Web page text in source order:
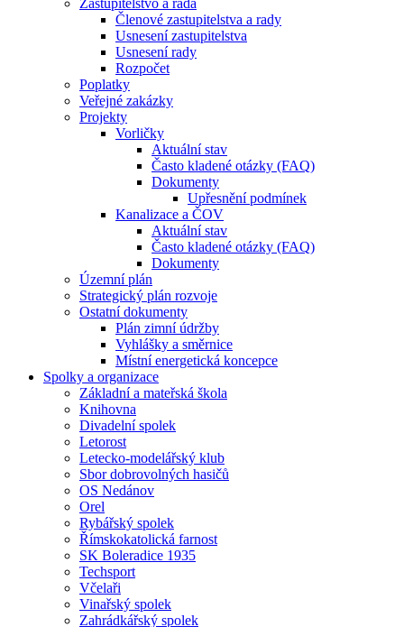
Zastupitelstvo a rada
Členové zastupitelstva a rady
Usnesení zastupitelstva
Usnesení rady
Rozpočet
Poplatky
Veřejné zakázky
Projekty
Vorličky
Aktuální stav
Často kladené otázky (FAQ)
Dokumenty
Upřesnění podmínek
Kanalizace a ČOV
Aktuální stav
Často kladené otázky (FAQ)
Dokumenty
Územní plán
Strategický plán rozvoje
Ostatní dokumenty
Plán zimní údržby
Vyhlášky a směrnice
Místní energetická koncepce
Spolky a organizace
Základní a mateřská škola
Knihovna
Divadelní spolek
Letorost
Letecko-modelářský klub
Sbor dobrovolných hasičů
OS Nedánov
Orel
Rybářský spolek
Římskokatolická farnost
SK Boleradice 1935
Techsport
Včelaři
Vinařský spolek
Zahrádkářský spolek